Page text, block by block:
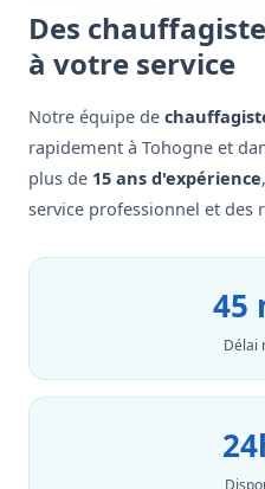
Des
à votre service
Notre équipe de
rapidement à Tohogne et
plus de 15 ans d'expérience
service professionnel et des
45
Délai